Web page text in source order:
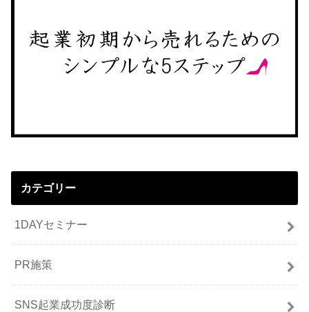
カテゴリー
1DAYセミナー
PR施策
SNS起業成功度診断